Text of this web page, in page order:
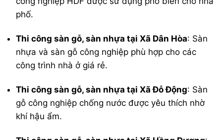
phố.
Thi công sàn gỗ, sàn nhựa tại Xã Dân Hòa: Sàn
nhựa và sàn gỗ công nghiệp phù hợp cho các
công trình nhà ở giá rẻ.
Thi công sàn gỗ, sàn nhựa tại Xã Đỗ Động: Sàn
gỗ công nghiệp chống nước được yêu thích nhờ
khí hậu ẩm.